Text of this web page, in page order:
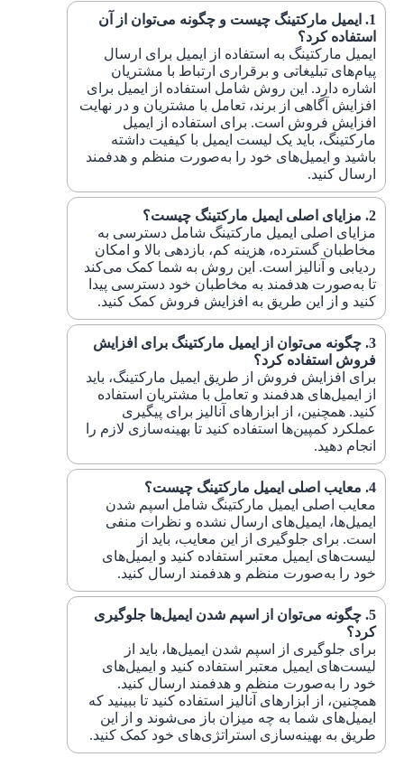
ایمیل مارکتینگ چیست و چگونه می‌توان از آن
استفاده کرد؟
ایمیل مارکتینگ به استفاده از ایمیل برای ارسال
پیام‌های تبلیغاتی و برقراری ارتباط با مشتریان
اشاره دارد. این روش شامل استفاده از ایمیل برای
افزایش آگاهی از برند، تعامل با مشتریان و در نهایت
افزایش فروش است. برای استفاده از ایمیل
مارکتینگ، باید یک لیست ایمیل با کیفیت داشته
باشید و ایمیل‌های خود را به‌صورت منظم و هدفمند
ارسال کنید.
مزایای اصلی ایمیل مارکتینگ چیست؟
مزایای اصلی ایمیل مارکتینگ شامل دسترسی به
مخاطبان گسترده، هزینه کم، بازدهی بالا و امکان
ردیابی و آنالیز است. این روش به شما کمک می‌کند
تا به‌صورت هدفمند به مخاطبان خود دسترسی پیدا
کنید و از این طریق به افزایش فروش کمک کنید.
چگونه می‌توان از ایمیل مارکتینگ برای افزایش
فروش استفاده کرد؟
برای افزایش فروش از طریق ایمیل مارکتینگ، باید
از ایمیل‌های هدفمند و تعامل با مشتریان استفاده
کنید. همچنین، از ابزارهای آنالیز برای پیگیری
عملکرد کمپین‌ها استفاده کنید تا بهینه‌سازی لازم را
انجام دهید.
معایب اصلی ایمیل مارکتینگ چیست؟
معایب اصلی ایمیل مارکتینگ شامل اسپم شدن
ایمیل‌ها، ایمیل‌های ارسال نشده و نظرات منفی
است. برای جلوگیری از این معایب، باید از
لیست‌های ایمیل معتبر استفاده کنید و ایمیل‌های
خود را به‌صورت منظم و هدفمند ارسال کنید.
چگونه می‌توان از اسپم شدن ایمیل‌ها جلوگیری
کرد؟
برای جلوگیری از اسپم شدن ایمیل‌ها، باید از
لیست‌های ایمیل معتبر استفاده کنید و ایمیل‌های
خود را به‌صورت منظم و هدفمند ارسال کنید.
همچنین، از ابزارهای آنالیز استفاده کنید تا ببینید که
ایمیل‌های شما به چه میزان باز می‌شوند و از این
طریق به بهینه‌سازی استراتژی‌های خود کمک کنید.